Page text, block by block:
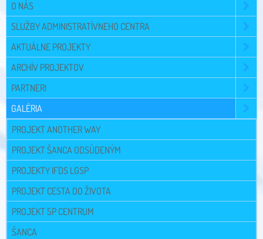
O NÁS
SLUŽBY ADMINISTRATÍVNEHO CENTRA
AKTUÁLNE PROJEKTY
ARCHÍV PROJEKTOV
PARTNERI
GALÉRIA
PROJEKT ANOTHER WAY
PROJEKT ŠANCA ODSÚDENÝM
PROJEKTY IFDS LGSP
PROJEKT CESTA DO ŽIVOTA
PROJEKT 5P CENTRUM
ŠANCA